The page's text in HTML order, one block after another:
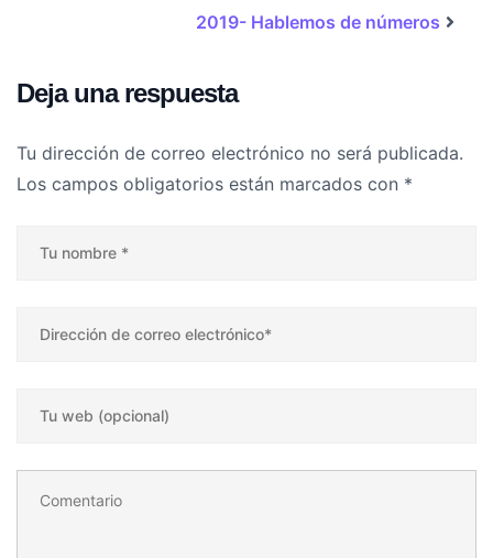
2019- Hablemos de números
Deja una respuesta
Tu dirección de correo electrónico no será publicada.
Los campos obligatorios están marcados con *